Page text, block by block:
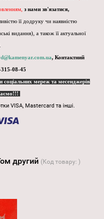
з нами зв'язатися,
її додруку чи наявністю
видання), а також її актуальної
, Контактний
08-45
соціальних мереж та месенджерів
VISA, Mastercard та інші.
другий (Код товару: )